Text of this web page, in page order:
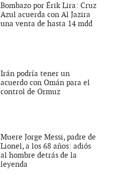
Bombazo por Érik Lira: Cruz
Azul acuerda con Al Jazira
una venta de hasta 14 mdd
Irán podría tener un
acuerdo con Omán para el
control de Ormuz
Muere Jorge Messi, padre de
Lionel, a los 68 años: adiós
al hombre detrás de la
leyenda